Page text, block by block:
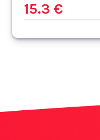
15.3 €